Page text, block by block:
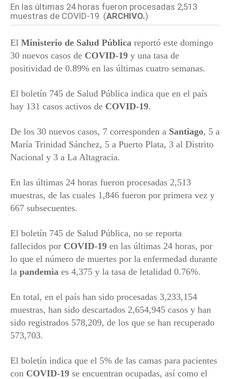
En las últimas 24 horas fueron procesadas 2,513
muestras de COVID-19. (ARCHIVO.)
El Ministerio de Salud Pública reportó este domingo
30 nuevos casos de COVID-19 y una tasa de
positividad de 0.89% en las últimas cuatro semanas.
El boletín 745 de Salud Pública indica que en el país
hay 131 casos activos de COVID-19.
De los 30 nuevos casos, 7 corresponden a Santiago, 5 a
María Trinidad Sánchez, 5 a Puerto Plata, 3 al Distrito
Nacional y 3 a La Altagracia.
En las últimas 24 horas fueron procesadas 2,513
muestras, de las cuales 1,846 fueron por primera vez y
667 subsecuentes.
El boletín 745 de Salud Pública, no se reporta
fallecidos por COVID-19 en las últimas 24 horas, por
lo que el número de muertes por la enfermedad durante
la pandemia es 4,375 y la tasa de letalidad 0.76%.
En total, en el país han sido procesadas 3,233,154
muestras, han sido descartados 2,654,945 casos y han
sido registrados 578,209, de los que se han recuperado
573,703.
El boletín indica que el 5% de las camas para pacientes
con COVID-19 se encuentran ocupadas, así como el